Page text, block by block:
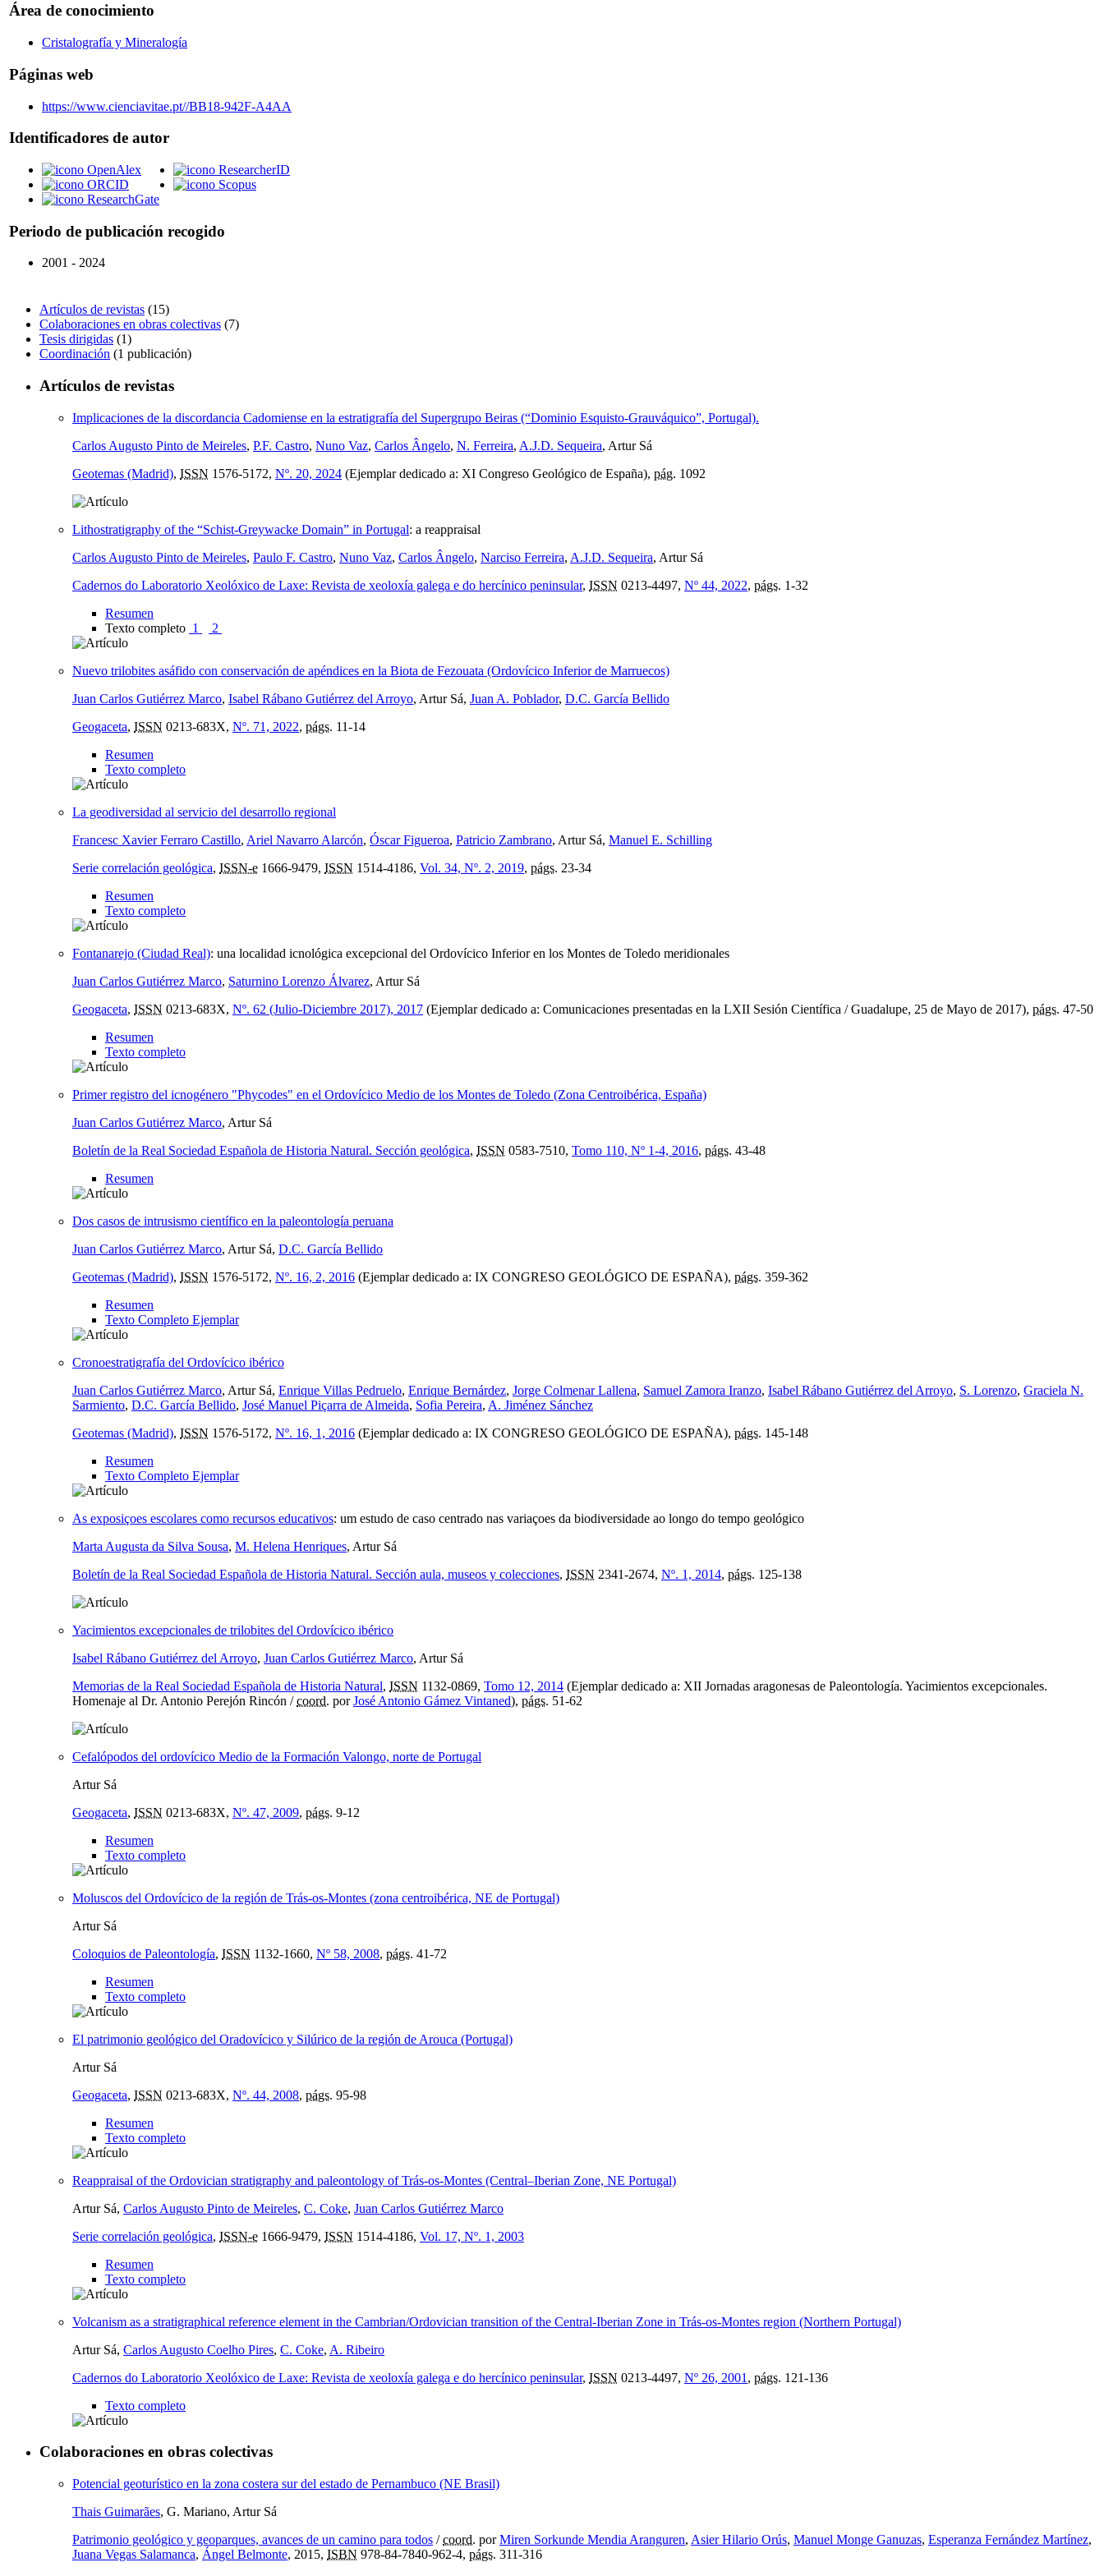
Área de conocimiento
Cristalografía y Mineralogía
Páginas web
https://www.cienciavitae.pt//BB18-942F-A4AA
Identificadores de autor
OpenAlex
ORCID
ResearchGate
ResearcherID
Scopus
Periodo de publicación recogido
2001 - 2024
Artículos de revistas (15)
Colaboraciones en obras colectivas (7)
Tesis dirigidas (1)
Coordinación (1 publicación)
Artículos de revistas
Implicaciones de la discordancia Cadomiense en la estratigrafía del Supergrupo Beiras (“Dominio Esquisto-Grauváquico”, Portugal).
Carlos Augusto Pinto de Meireles, P.F. Castro, Nuno Vaz, Carlos Ângelo, N. Ferreira, A.J.D. Sequeira, Artur Sá
Geotemas (Madrid), ISSN 1576-5172, Nº. 20, 2024 (Ejemplar dedicado a: XI Congreso Geológico de España), pág. 1092
Lithostratigraphy of the “Schist-Greywacke Domain” in Portugal: a reappraisal
Carlos Augusto Pinto de Meireles, Paulo F. Castro, Nuno Vaz, Carlos Ângelo, Narciso Ferreira, A.J.D. Sequeira, Artur Sá
Cadernos do Laboratorio Xeolóxico de Laxe: Revista de xeoloxía galega e do hercínico peninsular, ISSN 0213-4497, Nº 44, 2022, págs. 1-32
Resumen
Texto completo 1 2
Nuevo trilobites asáfido con conservación de apéndices en la Biota de Fezouata (Ordovícico Inferior de Marruecos)
Juan Carlos Gutiérrez Marco, Isabel Rábano Gutiérrez del Arroyo, Artur Sá, Juan A. Poblador, D.C. García Bellido
Geogaceta, ISSN 0213-683X, Nº. 71, 2022, págs. 11-14
Resumen
Texto completo
La geodiversidad al servicio del desarrollo regional
Francesc Xavier Ferraro Castillo, Ariel Navarro Alarcón, Óscar Figueroa, Patricio Zambrano, Artur Sá, Manuel E. Schilling
Serie correlación geológica, ISSN-e 1666-9479, ISSN 1514-4186, Vol. 34, Nº. 2, 2019, págs. 23-34
Resumen
Texto completo
Fontanarejo (Ciudad Real): una localidad icnológica excepcional del Ordovícico Inferior en los Montes de Toledo meridionales
Juan Carlos Gutiérrez Marco, Saturnino Lorenzo Álvarez, Artur Sá
Geogaceta, ISSN 0213-683X, Nº. 62 (Julio-Diciembre 2017), 2017 (Ejemplar dedicado a: Comunicaciones presentadas en la LXII Sesión Científica / Guadalupe, 25 de Mayo de 2017), págs. 47-50
Resumen
Texto completo
Primer registro del icnogénero "Phycodes" en el Ordovícico Medio de los Montes de Toledo (Zona Centroibérica, España)
Juan Carlos Gutiérrez Marco, Artur Sá
Boletín de la Real Sociedad Española de Historia Natural. Sección geológica, ISSN 0583-7510, Tomo 110, Nº 1-4, 2016, págs. 43-48
Resumen
Dos casos de intrusismo científico en la paleontología peruana
Juan Carlos Gutiérrez Marco, Artur Sá, D.C. García Bellido
Geotemas (Madrid), ISSN 1576-5172, Nº. 16, 2, 2016 (Ejemplar dedicado a: IX CONGRESO GEOLÓGICO DE ESPAÑA), págs. 359-362
Resumen
Texto Completo Ejemplar
Cronoestratigrafía del Ordovícico ibérico
Juan Carlos Gutiérrez Marco, Artur Sá, Enrique Villas Pedruelo, Enrique Bernárdez, Jorge Colmenar Lallena, Samuel Zamora Iranzo, Isabel Rábano Gutiérrez del Arroyo, S. Lorenzo, Graciela N.
Sarmiento, D.C. García Bellido, José Manuel Piçarra de Almeida, Sofia Pereira, A. Jiménez Sánchez
Geotemas (Madrid), ISSN 1576-5172, Nº. 16, 1, 2016 (Ejemplar dedicado a: IX CONGRESO GEOLÓGICO DE ESPAÑA), págs. 145-148
Resumen
Texto Completo Ejemplar
As exposiçoes escolares como recursos educativos: um estudo de caso centrado nas variaçoes da biodiversidade ao longo do tempo geológico
Marta Augusta da Silva Sousa, M. Helena Henriques, Artur Sá
Boletín de la Real Sociedad Española de Historia Natural. Sección aula, museos y colecciones, ISSN 2341-2674, Nº. 1, 2014, págs. 125-138
Yacimientos excepcionales de trilobites del Ordovícico ibérico
Isabel Rábano Gutiérrez del Arroyo, Juan Carlos Gutiérrez Marco, Artur Sá
Memorias de la Real Sociedad Española de Historia Natural, ISSN 1132-0869, Tomo 12, 2014 (Ejemplar dedicado a: XII Jornadas aragonesas de Paleontología. Yacimientos excepcionales.
Homenaje al Dr. Antonio Perejón Rincón /coord. porJosé Antonio Gámez Vintaned), págs. 51-62
Cefalópodos del ordovícico Medio de la Formación Valongo, norte de Portugal
Artur Sá
Geogaceta, ISSN 0213-683X, Nº. 47, 2009, págs. 9-12
Resumen
Texto completo
Moluscos del Ordovícico de la región de Trás-os-Montes (zona centroibérica, NE de Portugal)
Artur Sá
Coloquios de Paleontología, ISSN 1132-1660, Nº 58, 2008, págs. 41-72
Resumen
Texto completo
El patrimonio geológico del Oradovícico y Silúrico de la región de Arouca (Portugal)
Artur Sá
Geogaceta, ISSN 0213-683X, Nº. 44, 2008, págs. 95-98
Resumen
Texto completo
Reappraisal of the Ordovician stratigraphy and paleontology of Trás-os-Montes (Central–Iberian Zone, NE Portugal)
Artur Sá, Carlos Augusto Pinto de Meireles, C. Coke, Juan Carlos Gutiérrez Marco
Serie correlación geológica, ISSN-e 1666-9479, ISSN 1514-4186, Vol. 17, Nº. 1, 2003
Resumen
Texto completo
Volcanism as a stratigraphical reference element in the Cambrian/Ordovician transition of the Central-Iberian Zone in Trás-os-Montes region (Northern Portugal)
Artur Sá, Carlos Augusto Coelho Pires, C. Coke, A. Ribeiro
Cadernos do Laboratorio Xeolóxico de Laxe: Revista de xeoloxía galega e do hercínico peninsular, ISSN 0213-4497, Nº 26, 2001 , págs. 121-136
Texto completo
Colaboraciones en obras colectivas
Potencial geoturístico en la zona costera sur del estado de Pernambuco (NE Brasil)
Thais Guimarães, G. Mariano, Artur Sá
Patrimonio geológico y geoparques, avances de un camino para todos /coord. porMiren Sorkunde Mendia Aranguren, Asier Hilario Orús, Manuel Monge Ganuzas, Esperanza Fernández Martínez,
Juana Vegas Salamanca, Ángel Belmonte, 2015, ISBN 978-84-7840-962-4, págs. 311-316